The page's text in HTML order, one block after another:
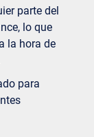
parte del
lo que
la hora de
para